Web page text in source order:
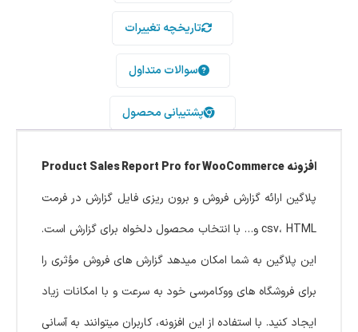
تاریخچه تغییرات
سوالات متداول
پشتیبانی محصول
افزونه Product Sales Report Pro for WooCommerce
پلاگین ارائه گزارش فروش و برون ریزی فایل گزارش در فرمت
csv، HTML و… با انتخاب محصول دلخواه برای گزارش است.
این پلاگین به شما امکان میدهد گزارش های فروش مؤثری را
برای فروشگاه های ووکامرسی خود به سرعت و با امکانات زیاد
ایجاد کنید. با استفاده از این افزونه، کاربران میتوانند به آسانی